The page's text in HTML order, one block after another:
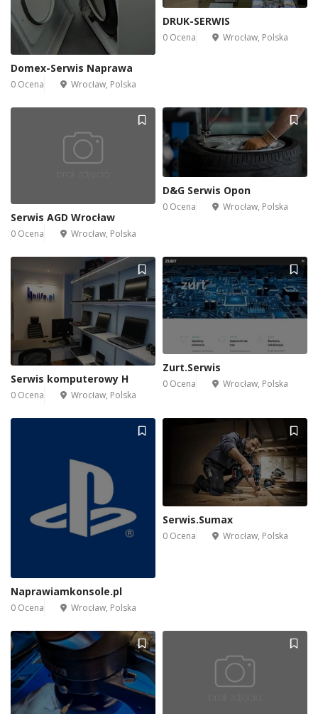
Domex-Serwis Naprawa
0 Ocena Wrocław, Polska
DRUK-SERWIS
0 Ocena Wrocław, Polska
Serwis AGD Wrocław
0 Ocena Wrocław, Polska
D&G Serwis Opon
0 Ocena Wrocław, Polska
Serwis komputerowy H
0 Ocena Wrocław, Polska
Zurt.Serwis
0 Ocena Wrocław, Polska
Naprawiamkonsole.pl
0 Ocena Wrocław, Polska
Serwis.Sumax
0 Ocena Wrocław, Polska